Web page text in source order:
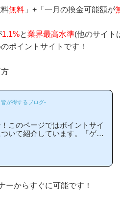
無料 」+「一月の換金可能額が
1.1%と業界最高水準(他のサイト
ポイントサイトです！
が得するブログ-
このページではポイントサイ
いて紹介しています。「ゲッ
ログからゲットマネー等のポ
の数分で簡単にできるので、
ーからすぐに可能です！